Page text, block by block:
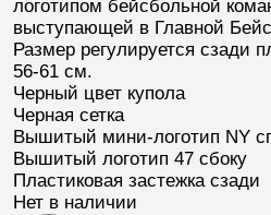
логотипом бейсбольной
выступающей в Главной
Размер регулируется сзади
56-61 см.
Черный цвет купола
Черная сетка
Вышитый мини-логотип NY
Вышитый логотип 47сбоку
Пластиковая застежка сзади
Нет в наличии